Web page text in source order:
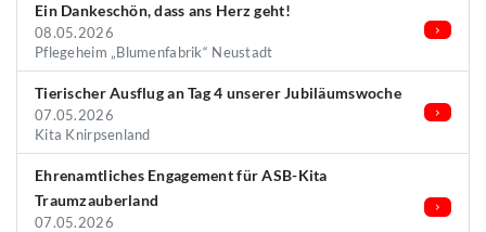
Ein Dankeschön, dass ans Herz geht!
08.05.2026
Pflegeheim „Blumenfabrik“ Neustadt
Tierischer Ausflug an Tag 4 unserer Jubiläumswoche
07.05.2026
Kita Knirpsenland
Ehrenamtliches Engagement für ASB-Kita
Traumzauberland
07.05.2026